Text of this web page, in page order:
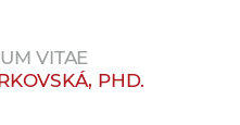
VITAE
PHD.